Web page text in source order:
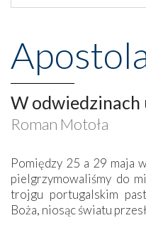
W odwiedzinach
Roman Motoła
Pomiędzy 25 a 29 maja
pielgrzymowaliśmy do
trojgu portugalskim
Boża, niosąc światu